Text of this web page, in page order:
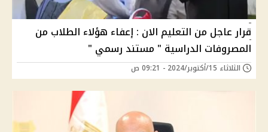
قرار عاجل من التعليم الان : إعفاء هؤلاء الطلاب من
المصروفات الدراسية " مستند رسمي "
الثلاثاء 15/أكتوبر/2024 - 09:21 ص